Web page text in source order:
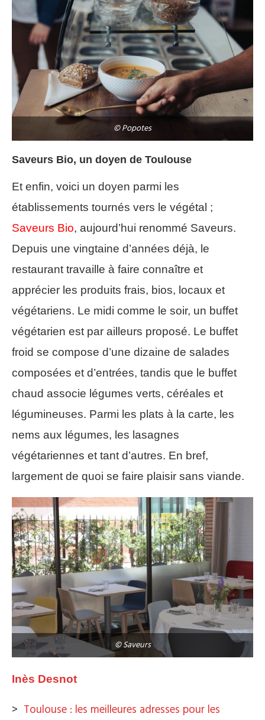
© Popotes
Saveurs Bio, un doyen de Toulouse
Et enfin, voici un doyen parmi les
établissements tournés vers le végétal ;
Saveurs Bio, aujourd’hui renommé Saveurs.
Depuis une vingtaine d’années déjà, le
restaurant travaille à faire connaître et
apprécier les produits frais, bios, locaux et
végétariens. Le midi comme le soir, un buffet
végétarien est par ailleurs proposé. Le buffet
froid se compose d’une dizaine de salades
composées et d’entrées, tandis que le buffet
chaud associe légumes verts, céréales et
légumineuses. Parmi les plats à la carte, les
nems aux légumes, les lasagnes
végétariennes et tant d’autres. En bref,
largement de quoi se faire plaisir sans viande.
© Saveurs
Inès Desnot
> Toulouse : les meilleures adresses pour les